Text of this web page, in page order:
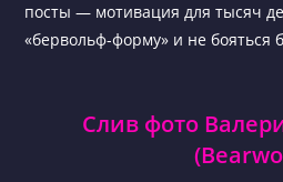
посты — мотивация для тысяч
«бервольф-форму» и не бояться
Слив фото